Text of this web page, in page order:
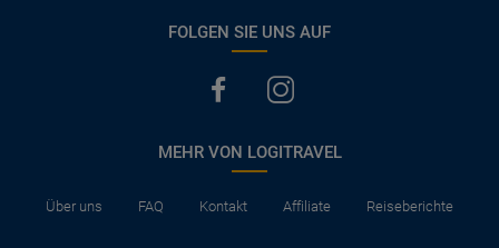
FOLGEN SIE UNS AUF
MEHR VON LOGITRAVEL
Über uns FAQ Kontakt Affiliate Reiseberichte